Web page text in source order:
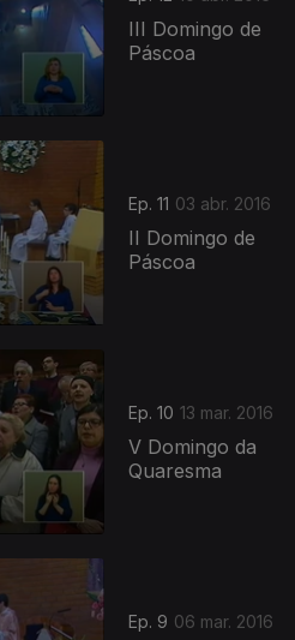
III Domingo de
Páscoa
Ep. 11 03 abr. 2016
II Domingo de
Páscoa
Ep. 10 13 mar. 2016
V Domingo da
Quaresma
Ep. 9 06 mar. 2016